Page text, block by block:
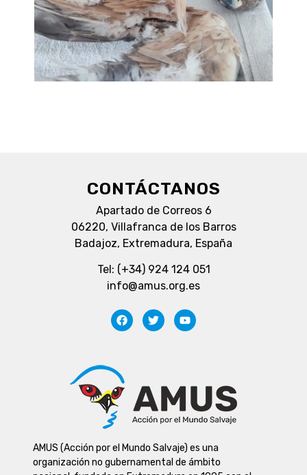
AMUS (Acción por el Mundo Salvaje) es una
organización no gubernamental de ámbito
CONTÁCTANOS
Apartado de Correos 6
06220, Villafranca de los Barros
Badajoz, Extremadura, España
Tel: (+34) 924 124 051
info@amus.org.es